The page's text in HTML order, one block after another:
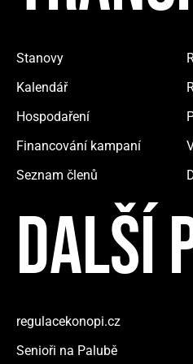
Stanovy
Kalendář
Hospodaření
Financování kampaní
Seznam členů
DALŠÍ
regulacekonopi.cz
Senioři na Palubě